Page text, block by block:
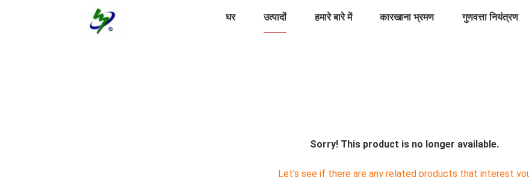
घर उत्पादों हमारे बारे में कारखाना भ्रमण गुणवत्ता नियंत्रण
Sorry! This product is no longer available.
Let's see if there are any related products that interest